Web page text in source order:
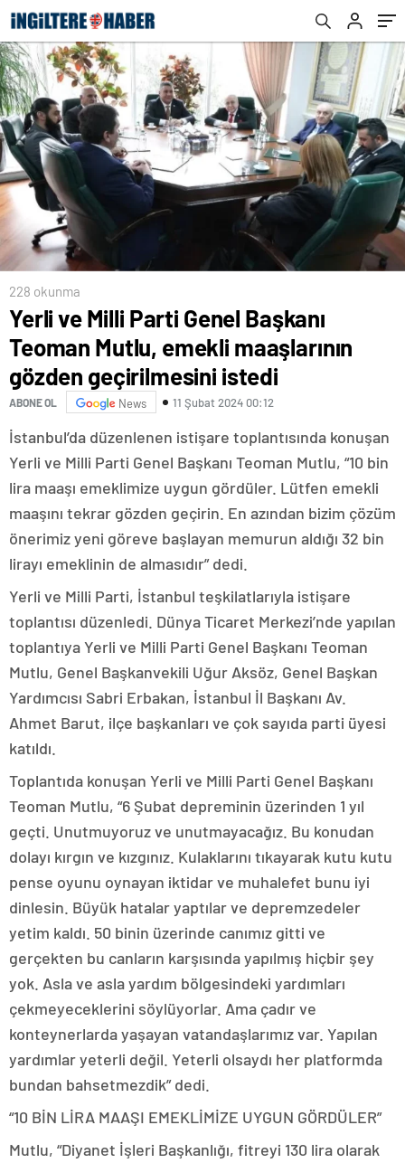
geçirilmesini istedi
228 okunma
Yerli ve Milli Parti Genel Başkanı
Teoman Mutlu, emekli maaşlarının
gözden geçirilmesini istedi
ABONE OL News 11 Şubat 2024 00:12
İstanbul’da düzenlenen istişare toplantısında konuşan
Yerli ve Milli Parti Genel Başkanı Teoman Mutlu, “10 bin
lira maaşı emeklimize uygun gördüler. Lütfen emekli
maaşını tekrar gözden geçirin. En azından bizim çözüm
önerimiz yeni göreve başlayan memurun aldığı 32 bin
lirayı emeklinin de almasıdır” dedi.
Yerli ve Milli Parti, İstanbul teşkilatlarıyla istişare
toplantısı düzenledi. Dünya Ticaret Merkezi’nde yapılan
toplantıya Yerli ve Milli Parti Genel Başkanı Teoman
Mutlu, Genel Başkanvekili Uğur Aksöz, Genel Başkan
Yardımcısı Sabri Erbakan, İstanbul İl Başkanı Av.
Ahmet Barut, ilçe başkanları ve çok sayıda parti üyesi
katıldı.
Toplantıda konuşan Yerli ve Milli Parti Genel Başkanı
Teoman Mutlu, “6 Şubat depreminin üzerinden 1 yıl
geçti. Unutmuyoruz ve unutmayacağız. Bu konudan
dolayı kırgın ve kızgınız. Kulaklarını tıkayarak kutu kutu
pense oyunu oynayan iktidar ve muhalefet bunu iyi
dinlesin. Büyük hatalar yaptılar ve depremzedeler
yetim kaldı. 50 binin üzerinde canımız gitti ve
gerçekten bu canların karşısında yapılmış hiçbir şey
yok. Asla ve asla yardım bölgesindeki yardımları
çekmeyeceklerini söylüyorlar. Ama çadır ve
konteynerlarda yaşayan vatandaşlarımız var. Yapılan
yardımlar yeterli değil. Yeterli olsaydı her platformda
bundan bahsetmezdik” dedi.
“10 BİN LİRA MAAŞI EMEKLİMİZE UYGUN GÖRDÜLER”
Mutlu, “Diyanet İşleri Başkanlığı, fitreyi 130 lira olarak